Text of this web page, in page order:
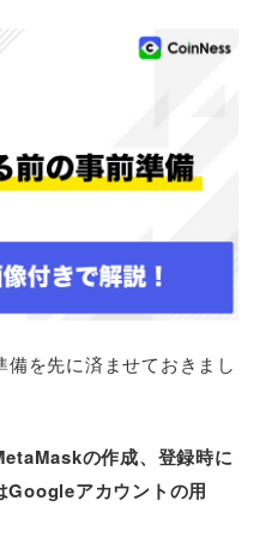
を先に済ませておきまし
の作成、登録時に
Googleアカウントの用